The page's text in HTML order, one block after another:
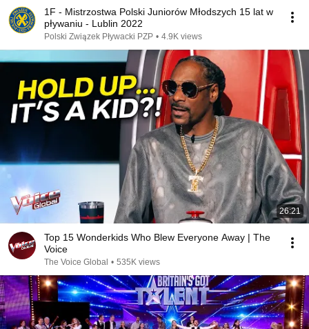
1F - Mistrzostwa Polski Juniorów Młodszych 15 lat w
pływaniu - Lublin 2022
Polski Związek Pływacki PZP • 4.9K views
26:21
Top 15 Wonderkids Who Blew Everyone Away | The
Voice
The Voice Global • 535K views